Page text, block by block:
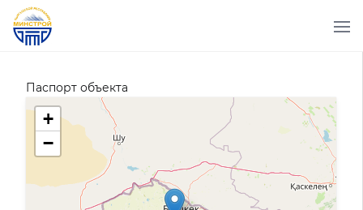
Паспорт объекта
+
−